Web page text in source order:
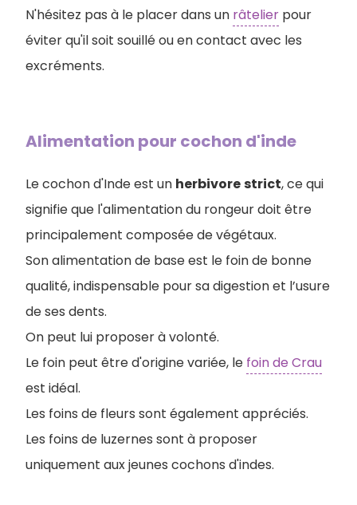
N'hésitez pas à le placer dans un râtelier pour
éviter qu'il soit souillé ou en contact avec les
excréments.
Alimentation pour cochon d'inde
Le cochon d'Inde est un herbivorestrict, ce qui
signifie que l'alimentation du rongeur doit être
principalement composée de végétaux.
Son alimentation de base est le foin de bonne
qualité, indispensable pour sa digestion et l’usure
de ses dents.
On peut lui proposer à volonté.
Le foin peut être d'origine variée, le foin de Crau
est idéal.
Les foins de fleurs sont également appréciés.
Les foins de luzernes sont à proposer
uniquement aux jeunes cochons d'indes.